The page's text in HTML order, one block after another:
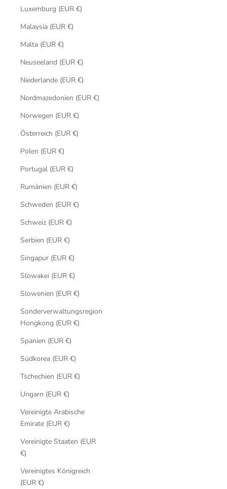
Luxemburg (EUR €)
Malaysia (EUR €)
Malta (EUR €)
Neuseeland (EUR €)
Niederlande (EUR €)
Nordmazedonien (EUR €)
Norwegen (EUR €)
Österreich (EUR €)
Polen (EUR €)
Portugal (EUR €)
Rumänien (EUR €)
Schweden (EUR €)
Schweiz (EUR €)
Serbien (EUR €)
Singapur (EUR €)
Slowakei (EUR €)
Slowenien (EUR €)
Sonderverwaltungsregion
Hongkong (EUR €)
Spanien (EUR €)
Südkorea (EUR €)
Tschechien (EUR €)
Ungarn (EUR €)
Vereinigte Arabische
Emirate (EUR €)
Vereinigte Staaten (EUR
€)
Vereinigtes Königreich
(EUR €)